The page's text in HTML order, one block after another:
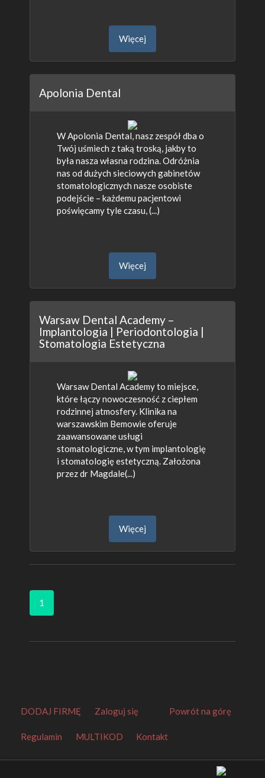
Więcej
Apolonia Dental
W Apolonia Dental, nasz zespół dba o
Twój uśmiech z taką troską, jakby to
była nasza własna rodzina. Odróżnia
nas od dużych sieciowych gabinetów
stomatologicznych nasze osobiste
podejście – każdemu pacjentowi
poświęcamy tyle czasu, (...)
Więcej
Warsaw Dental Academy –
Implantologia | Periodontologia |
Stomatologia Estetyczna
Warsaw Dental Academy to miejsce,
które łączy nowoczesność z ciepłem
rodzinnej atmosfery. Klinika na
warszawskim Bemowie oferuje
zaawansowane usługi
stomatologiczne, w tym implantologię
i stomatologię estetyczną. Założona
przez dr Magdale(...)
Więcej
1
Powrót na górę
DODAJ FIRMĘ Zaloguj się
Regulamin MULTIKOD Kontakt
Orbitalny Katalog Firm.